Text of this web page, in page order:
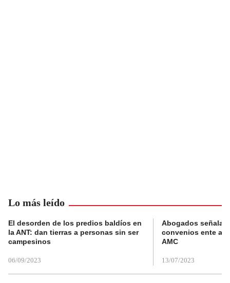
Lo más leído
El desorden de los predios baldíos en
la ANT: dan tierras a personas sin ser
campesinos
06/09/2023
Abogados
convenios ente
AMC
13/07/2023